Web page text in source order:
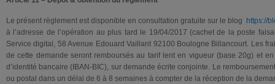
Le présent règlement est disponible en consultation gratuite sur le blog
https://
à l’adresse de l’opération au plus tard le 19/04/2017 (cachet de la poste
Service digital, 58 Avenue Edouard Vaillant 92100 Boulogne Billancourt. Les
de cette demande seront remboursés au tarif lent en vigueur (base 20g) et
d’identité bancaire (IBAN-BIC), sur demande écrite conjointe. Le
ou postal dans un délai de 6 à 8 semaines à compter de la réception de la